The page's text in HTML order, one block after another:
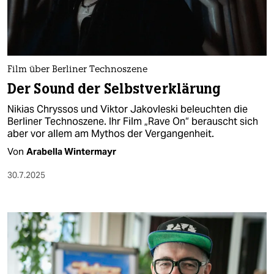
Film über Berliner Technoszene
Der Sound der Selbstverklärung
Nikias Chryssos und Viktor Jakovleski beleuchten die
Berliner Technoszene. Ihr Film „Rave On“ berauscht sich
aber vor allem am Mythos der Vergangenheit.
Von Arabella Wintermayr
30.7.2025